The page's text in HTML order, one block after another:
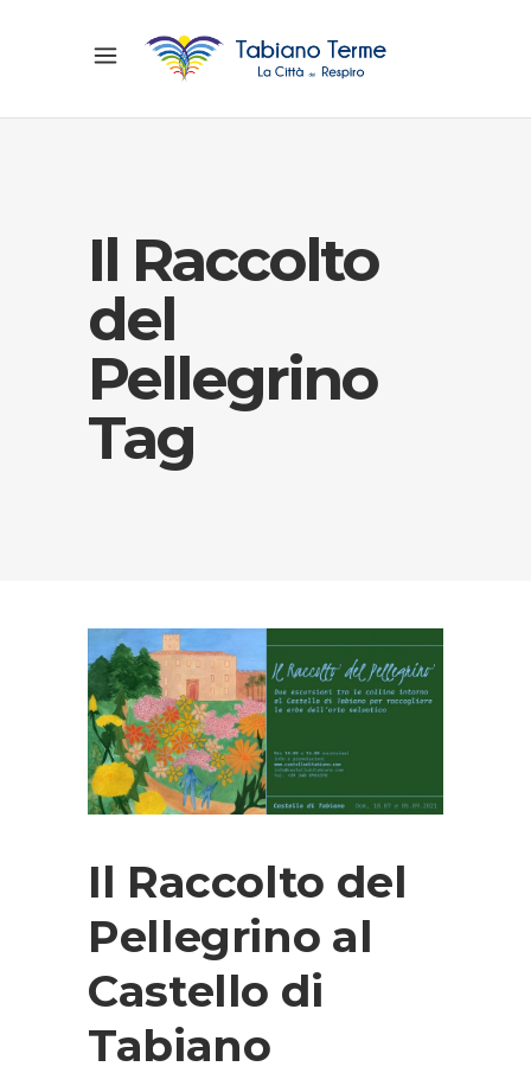
Il Raccolto
del
Pellegrino
Tag
Il Raccolto del
Pellegrino al
Castello di
Tabiano